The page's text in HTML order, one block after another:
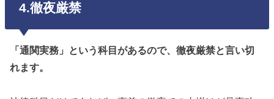
4.徹夜厳禁
「通関実務」という科目があるので、徹夜厳禁と言い切
れます。